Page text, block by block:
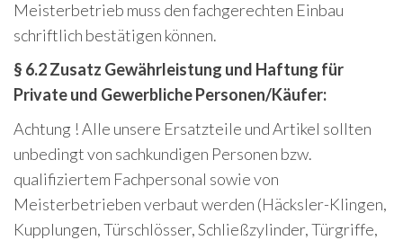
Meisterbetrieb muss den fachgerechten Einbau
schriftlich bestätigen können.
§ 6.2 Zusatz Gewährleistung und Haftung für
Private und Gewerbliche Personen/Käufer:
Achtung ! Alle unsere Ersatzteile und Artikel sollten
unbedingt von sachkundigen Personen bzw.
qualifiziertem Fachpersonal sowie von
Meisterbetrieben verbaut werden (Häcksler-Klingen,
Kupplungen, Türschlösser, Schließzylinder, Türgriffe,